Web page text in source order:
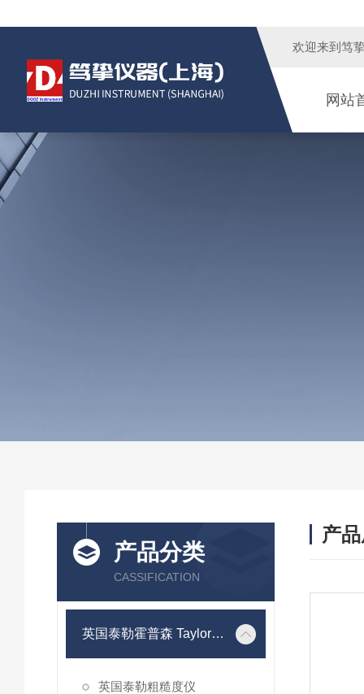
欢迎来到 笃
网站
产品分类
CASSIFICATION
英国泰勒霍普森 Taylor Hobson
英国泰勒粗糙度仪
产